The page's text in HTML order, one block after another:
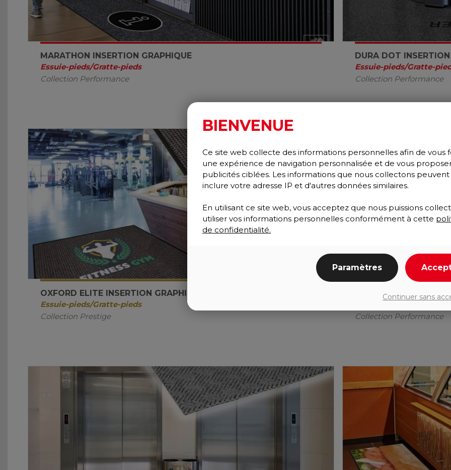
MARATHON INSERTION GRAPHIQUE
Essuie-pieds/Gratte-pieds
Collection Performance
DURA DOT
Essuie-pieds/Gratte-
Collection Performance
OXFORD ELITE INSERTION GRAPHIQUE
Essuie-pieds/Gratte-pieds
Collection Prestige
TRIATHLON
Essuie-pieds/Gratte-
Collection Performance
BIENVENUE
Ce site web collecte des informations personnelles afin de vous
une expérience de navigation personnalisée et de vous
publicités ciblées. Les informations que nous collectons peuvent
inclure votre adresse IP et d'autres données similaires.
En utilisant ce site web, vous acceptez que nous puissions
utiliser vos informations personnelles conformément à cette
de confidentialité.
Paramètres
Continuer sans